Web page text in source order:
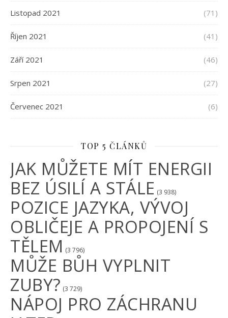
Listopad 2021 (71)
Říjen 2021 (41)
Září 2021 (46)
Srpen 2021 (27)
Červenec 2021 (6)
TOP 5 ČLÁNKŮ
JAK MŮŽETE MÍT ENERGII
BEZ ÚSILÍ A STÁLE (3 938)
POZICE JAZYKA, VÝVOJ
OBLIČEJE A PROPOJENÍ S
TĚLEM (3 796)
MŮŽE BŮH VYPLNIT
ZUBY? (3 729)
NÁPOJ PRO ZÁCHRANU